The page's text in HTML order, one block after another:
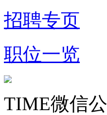
招聘专页
职位一览
TIME微信